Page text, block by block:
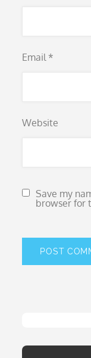
Email *
Website
Save my
browser for